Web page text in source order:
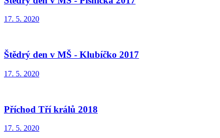
17. 5. 2020
Štědrý den v MŠ - Klubíčko 2017
17. 5. 2020
Příchod Tří králů 2018
17. 5. 2020